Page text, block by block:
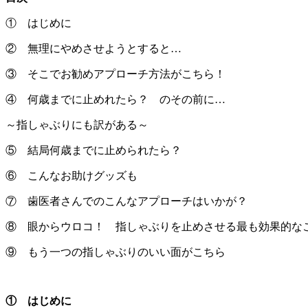
① はじめに
② 無理にやめさせようとすると…
③ そこでお勧めアプローチ方法がこちら！
④ 何歳までに止めれたら？ のその前に…
～指しゃぶりにも訳がある～
⑤ 結局何歳までに止められたら？
⑥ こんなお助けグッズも
⑦ 歯医者さんでのこんなアプローチはいかが？
⑧ 眼からウロコ！ 指しゃぶりを止めさせる最も効果的な
⑨ もう一つの指しゃぶりのいい面がこちら
① はじめに